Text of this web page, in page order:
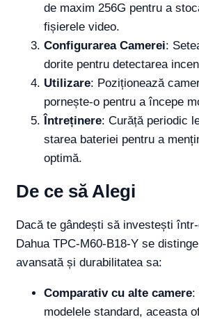
de maxim 256G pentru a
fișierele video.
Configurarea Camerei:
dorite pentru detectarea
Utilizare: Poziționează
pornește-o pentru a începe
Întreținere: Curăță periodic
starea bateriei pentru a
optimă.
De ce să Alegi
Dacă te gândești să investești
Dahua TPC-M60-B18-Y se
avansată și durabilitatea sa:
Comparativ cu alte camere:
modelele standard, aceasta